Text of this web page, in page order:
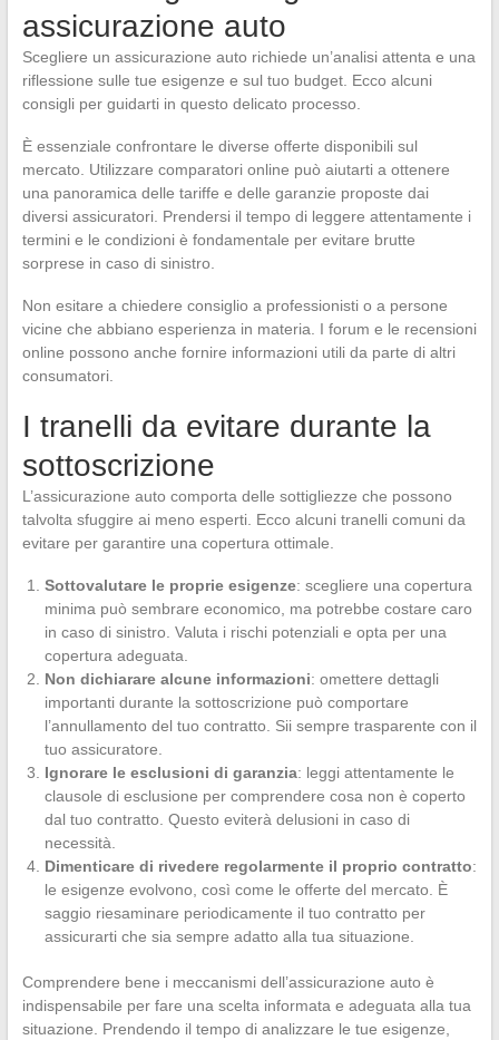
assicurazione auto
Scegliere un assicurazione auto richiede un’analisi attenta e una
riflessione sulle tue esigenze e sul tuo budget. Ecco alcuni
consigli per guidarti in questo delicato processo.
È essenziale confrontare le diverse offerte disponibili sul
mercato. Utilizzare comparatori online può aiutarti a ottenere
una panoramica delle tariffe e delle garanzie proposte dai
diversi assicuratori. Prendersi il tempo di leggere attentamente i
termini e le condizioni è fondamentale per evitare brutte
sorprese in caso di sinistro.
Non esitare a chiedere consiglio a professionisti o a persone
vicine che abbiano esperienza in materia. I forum e le recensioni
online possono anche fornire informazioni utili da parte di altri
consumatori.
I tranelli da evitare durante la
sottoscrizione
L’assicurazione auto comporta delle sottigliezze che possono
talvolta sfuggire ai meno esperti. Ecco alcuni tranelli comuni da
evitare per garantire una copertura ottimale.
Sottovalutare le proprie esigenze: scegliere una copertura
minima può sembrare economico, ma potrebbe costare caro
in caso di sinistro. Valuta i rischi potenziali e opta per una
copertura adeguata.
Non dichiarare alcune informazioni: omettere dettagli
importanti durante la sottoscrizione può comportare
l’annullamento del tuo contratto. Sii sempre trasparente con il
tuo assicuratore.
Ignorare le esclusioni di garanzia: leggi attentamente le
clausole di esclusione per comprendere cosa non è coperto
dal tuo contratto. Questo eviterà delusioni in caso di
necessità.
Dimenticare di rivedere regolarmente il proprio contratto:
le esigenze evolvono, così come le offerte del mercato. È
saggio riesaminare periodicamente il tuo contratto per
assicurarti che sia sempre adatto alla tua situazione.
Comprendere bene i meccanismi dell’assicurazione auto è
indispensabile per fare una scelta informata e adeguata alla tua
situazione. Prendendo il tempo di analizzare le tue esigenze,